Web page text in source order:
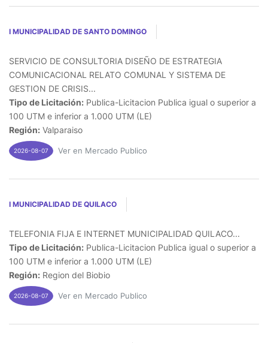
I MUNICIPALIDAD DE SANTO DOMINGO
SERVICIO DE CONSULTORIA DISEÑO DE ESTRATEGIA
COMUNICACIONAL RELATO COMUNAL Y SISTEMA DE
GESTION DE CRISIS...
Tipo de Licitación: Publica-Licitacion Publica igual o superior a
100 UTM e inferior a 1.000 UTM (LE)
Región: Valparaiso
2026-08-07 Ver en Mercado Publico
I MUNICIPALIDAD DE QUILACO
TELEFONIA FIJA E INTERNET MUNICIPALIDAD QUILACO...
Tipo de Licitación: Publica-Licitacion Publica igual o superior a
100 UTM e inferior a 1.000 UTM (LE)
Región: Region del Biobio
2026-08-07 Ver en Mercado Publico